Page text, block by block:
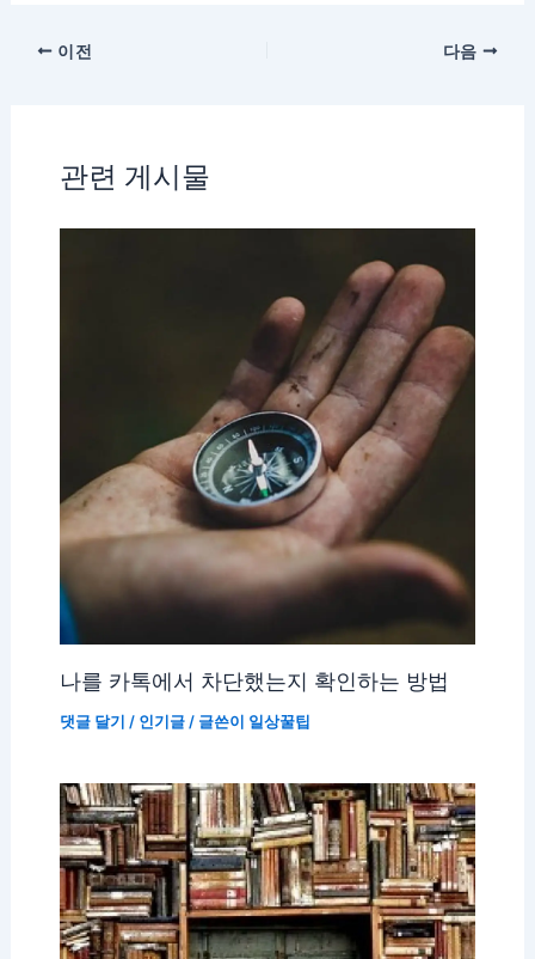
이전 다음
관련 게시물
나를 카톡에서 차단했는지 확인하는 방법
댓글 달기 / 인기글/ 글쓴이 일상꿀팁